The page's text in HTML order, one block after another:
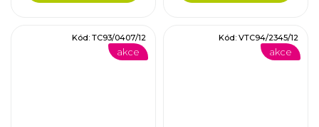
akce
Kód: TC93/0407/12
akce
Kód: VTC94/2345/12